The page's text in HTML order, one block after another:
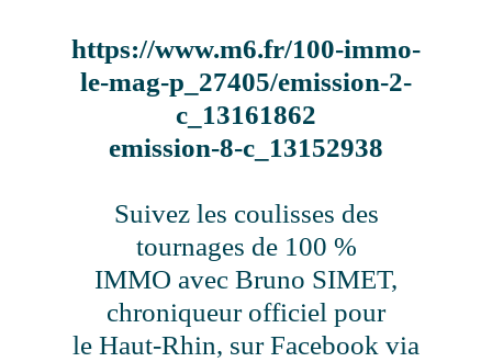
https://www.m6.fr/100-immo-
le-mag-p_27405/emission-2-
c_13161862
emission-8-c_13152938
Suivez les coulisses des
tournages de 100 %
IMMO avec Bruno SIMET,
chroniqueur officiel pour
le Haut-Rhin, sur Facebook via